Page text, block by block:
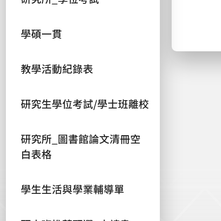
學碩一貫
教學活動紀錄表
研究生學位考試/學士班離校
研究所_圖書館論文清冊空
白表格
學生生活與學業輔導單